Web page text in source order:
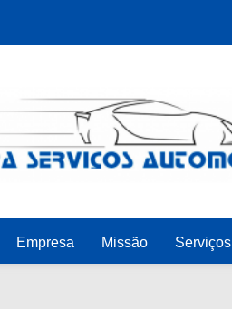
Empresa Missão Serviços